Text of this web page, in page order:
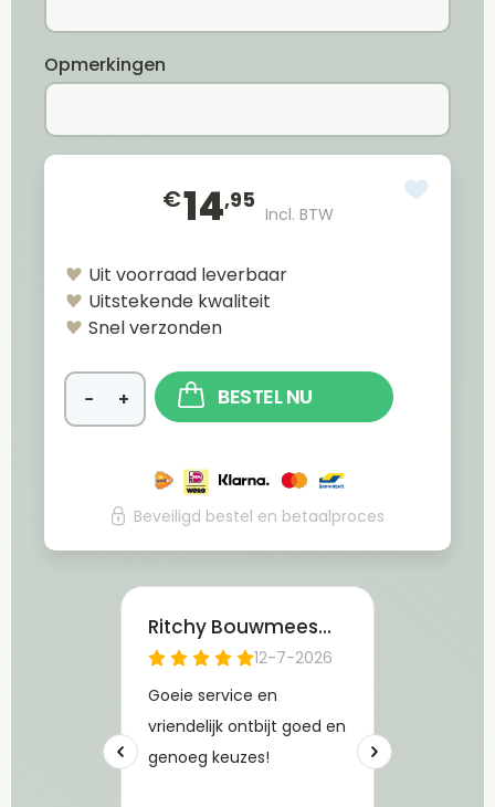
Opmerkingen
€14,95
Incl. BTW
Uit voorraad leverbaar
Uitstekende kwaliteit
Snel verzonden
− + BESTEL NU
Beveiligd bestel en betaalproces